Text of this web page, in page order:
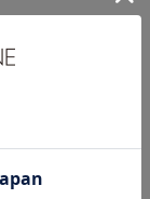
トリートメン